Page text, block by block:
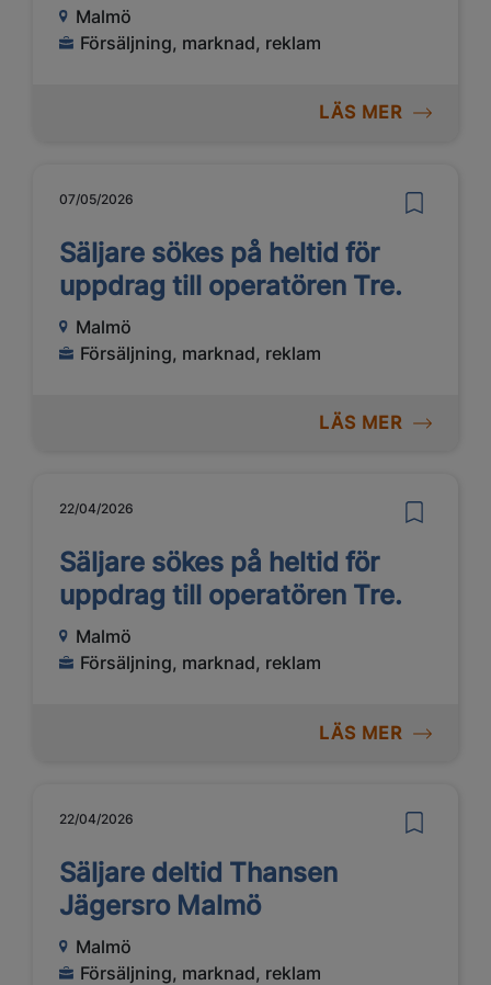
Malmö
Försäljning, marknad, reklam
LÄS MER
07/05/2026
Säljare sökes på heltid för
uppdrag till operatören Tre.
Malmö
Försäljning, marknad, reklam
LÄS MER
22/04/2026
Säljare sökes på heltid för
uppdrag till operatören Tre.
Malmö
Försäljning, marknad, reklam
LÄS MER
22/04/2026
Säljare deltid Thansen
Jägersro Malmö
Malmö
Försäljning, marknad, reklam